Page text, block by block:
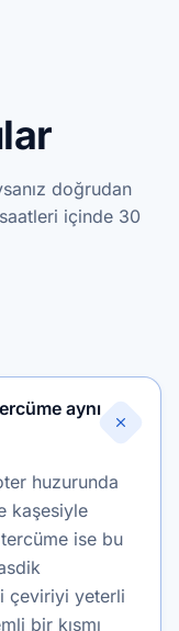
doğrudan
içinde 30
aynı
huzurunda
kaşesiyle
ise bu
çeviriyi yeterli
bir kısmı